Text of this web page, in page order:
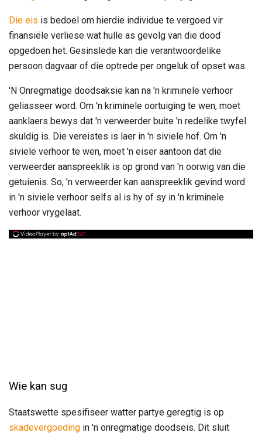
Die eis is bedoel om hierdie individue te vergoed vir
finansiële verliese wat hulle as gevolg van die dood
opgedoen het. Gesinslede kan die verantwoordelike
persoon dagvaar of die optrede per ongeluk of opset was.
'N Onregmatige doodsaksie kan na 'n kriminele verhoor
geliasseer word. Om 'n kriminele oortuiging te wen, moet
aanklaers bewys dat 'n verweerder buite 'n redelike twyfel
skuldig is. Die vereistes is laer in 'n siviele hof. Om 'n
siviele verhoor te wen, moet 'n eiser aantoon dat die
verweerder aanspreeklik is op grond van 'n oorwig van die
getuienis. So, 'n verweerder kan aanspreeklik gevind word
in 'n siviele verhoor selfs al is hy of sy in 'n kriminele
verhoor vrygelaat.
Wie kan sug
Staatswette spesifiseer watter partye geregtig is op
skadevergoeding in 'n onregmatige doodseis. Dit sluit